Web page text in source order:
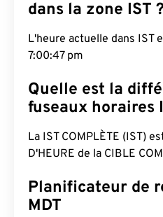
dans la zone IST ?
L'heure actuelle dans IST
7:00:48 pm
Quelle est la
fuseaux horaires
La IST COMPLÈTE (IST)
D'HEURE de la CIBLE
Planificateur de
MDT